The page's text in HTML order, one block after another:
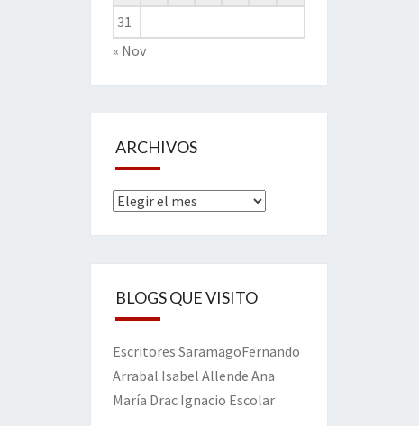
31
« Nov
ARCHIVOS
Archivos
BLOGS QUE VISITO
Escritores SaramagoFernando
Arrabal Isabel Allende Ana
María Drac Ignacio Escolar